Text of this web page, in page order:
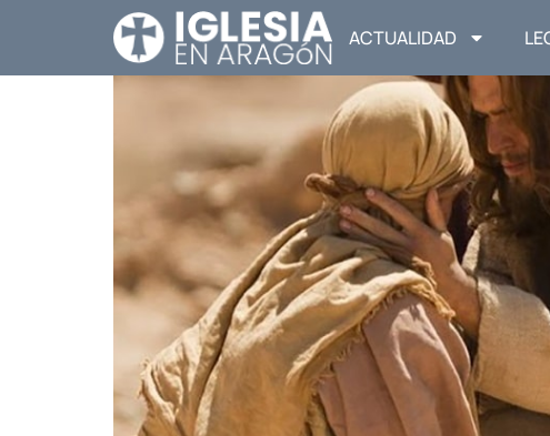
ACTUALIDAD